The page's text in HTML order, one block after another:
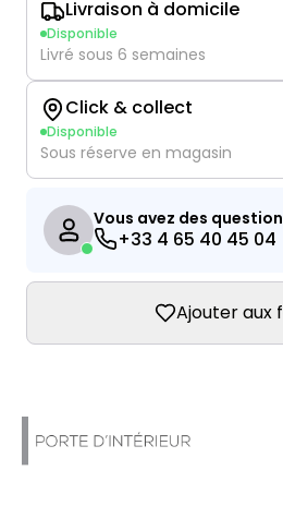
Livraison à domicile
Disponible
Livré sous 6 semaines
Click & collect
Disponible
Sous réserve en magasin
Vous avez des
+33 4 65 40 45 04
Ajouter aux